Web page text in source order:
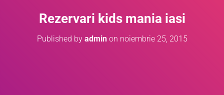
Rezervari kids mania iasi
Published by adminon noiembrie 25, 2015